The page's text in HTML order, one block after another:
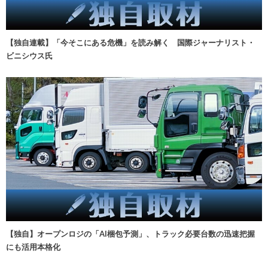
【独自連載】「今そこにある危機」を読み解く 国際ジャーナリスト・
ビニシウス氏
【独自】オープンロジの「AI梱包予測」、トラック必要台数の迅速把握
にも活用本格化